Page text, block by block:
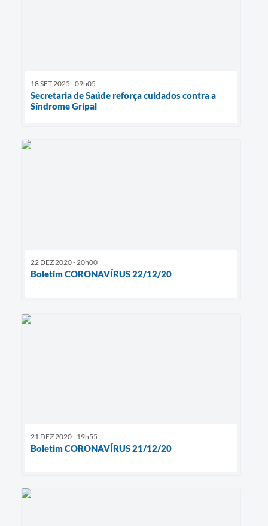
18 SET 2025 - 09h05
Secretaria de Saúde reforça cuidados contra a
Síndrome Gripal
22 DEZ 2020 - 20h00
Boletim CORONAVÍRUS 22/12/20
21 DEZ 2020 - 19h55
Boletim CORONAVÍRUS 21/12/20